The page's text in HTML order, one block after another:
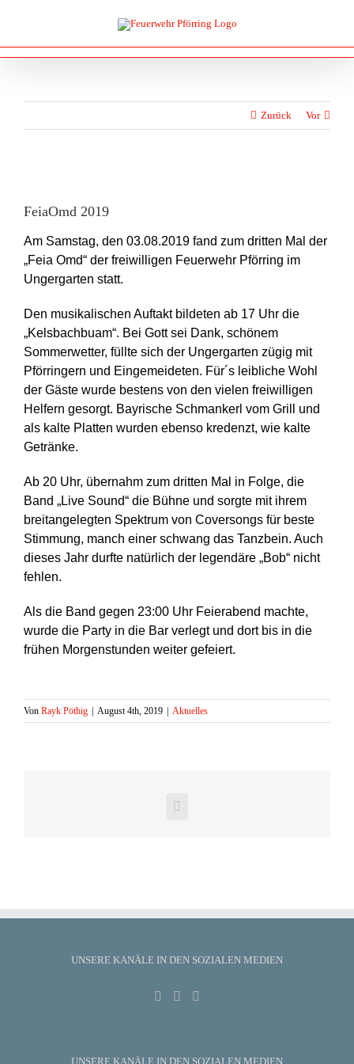
Zurück Vor
Bild
FeiaOmd 2019
Am Samstag, den 03.08.2019 fand zum dritten Mal der
„Feia Omd“ der freiwilligen Feuerwehr Pförring im
Ungergarten statt.
Den musikalischen Auftakt bildeten ab 17 Uhr die
„Kelsbachbuam“. Bei Gott sei Dank, schönem
Sommerwetter, füllte sich der Ungergarten zügig mit
Pförringern und Eingemeideten. Für´s leibliche Wohl
der Gäste wurde bestens von den vielen freiwilligen
Helfern gesorgt. Bayrische Schmankerl vom Grill und
als kalte Platten wurden ebenso kredenzt, wie kalte
Getränke.
Ab 20 Uhr, übernahm zum dritten Mal in Folge, die
Band „Live Sound“ die Bühne und sorgte mit ihrem
breitangelegten Spektrum von Coversongs für beste
Stimmung, manch einer schwang das Tanzbein. Auch
dieses Jahr durfte natürlich der legendäre „Bob“ nicht
fehlen.
Als die Band gegen 23:00 Uhr Feierabend machte,
wurde die Party in die Bar verlegt und dort bis in die
frühen Morgenstunden weiter gefeiert.
Von Rayk Pöthig August 4th, 2019 Aktuelles
Facebook
UNSERE KANÄLE IN DEN SOZIALEN MEDIEN
UNSERE KANÄLE IN DEN SOZIALEN MEDIEN